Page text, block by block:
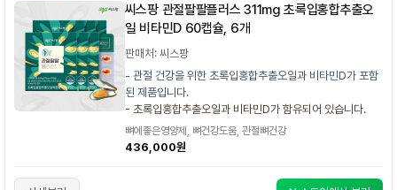
씨스팡 관절팔팔플러스 311mg 초록입홍합추출오
일 비타민D 60캡슐, 6개
판매처: 씨스팡
- 관절 건강을 위한 초록입홍합추출오일과 비타민D가 포함
된 제품입니다.
- 초록입홍합추출오일과 비타민D가 함유되어 있습니다.
뼈에좋은영양제, 뼈건강도움, 관절뼈건강
436,000원